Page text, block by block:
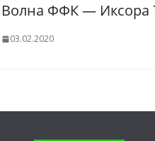
Волна ФФК — Иксора
03.02.2020